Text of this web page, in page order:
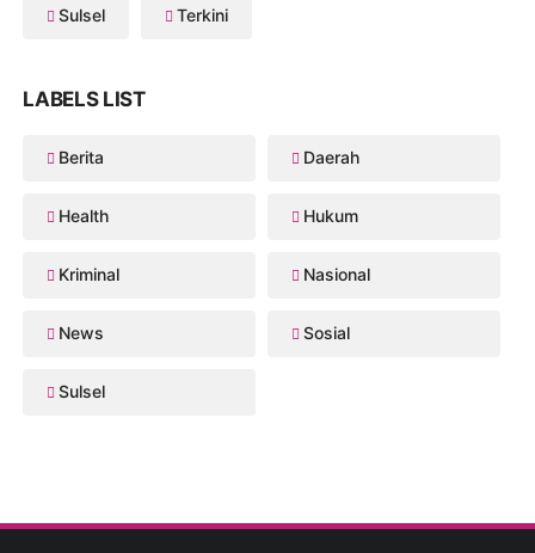
Sulsel Terkini
LABELS LIST
Berita Daerah
Health Hukum
Kriminal Nasional
News Sosial
Sulsel